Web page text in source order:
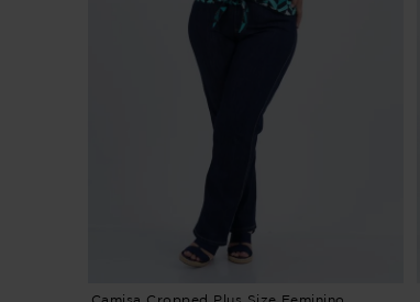
Camisa Cropped Plus Size Feminino